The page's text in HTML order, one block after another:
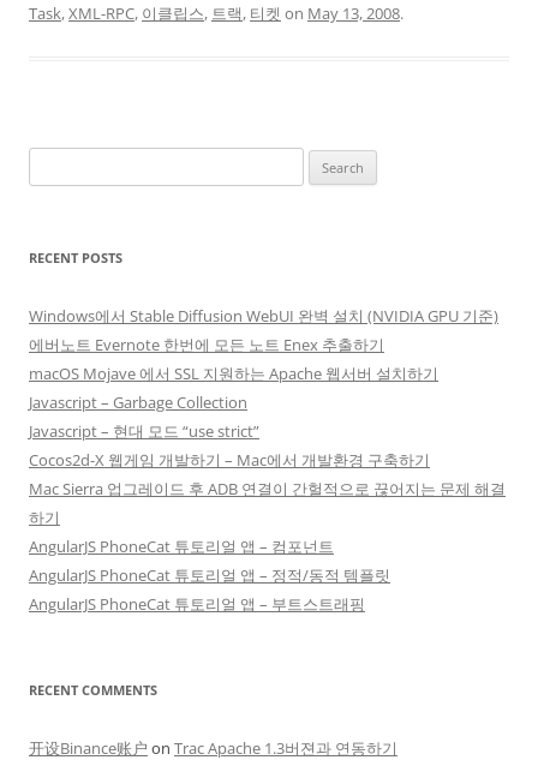
Task,XML-RPC, 이클립스, 트랙, 티켓 on May 13, 2008.
for:
RECENT POSTS
Windows에서 Stable Diffusion WebUI 완벽 설치 (NVIDIA GPU 기준)
에버노트 Evernote 한번에 모든 노트 Enex 추출하기
macOS Mojave 에서 SSL 지원하는 Apache 웹서버 설치하기
Javascript – Garbage Collection
Javascript – 현대 모드 “use strict”
Cocos2d-X 웹게임 개발하기 – Mac에서 개발환경 구축하기
Mac Sierra 업그레이드 후 ADB 연결이 간헐적으로 끊어지는 문제 해결
하기
AngularJS PhoneCat 튜토리얼 앱 – 컴포넌트
AngularJS PhoneCat 튜토리얼 앱 – 정적/동적 템플릿
AngularJS PhoneCat 튜토리얼 앱 – 부트스트래핑
RECENT COMMENTS
开设Binance账户 on Trac Apache 1.3버젼과 연동하기